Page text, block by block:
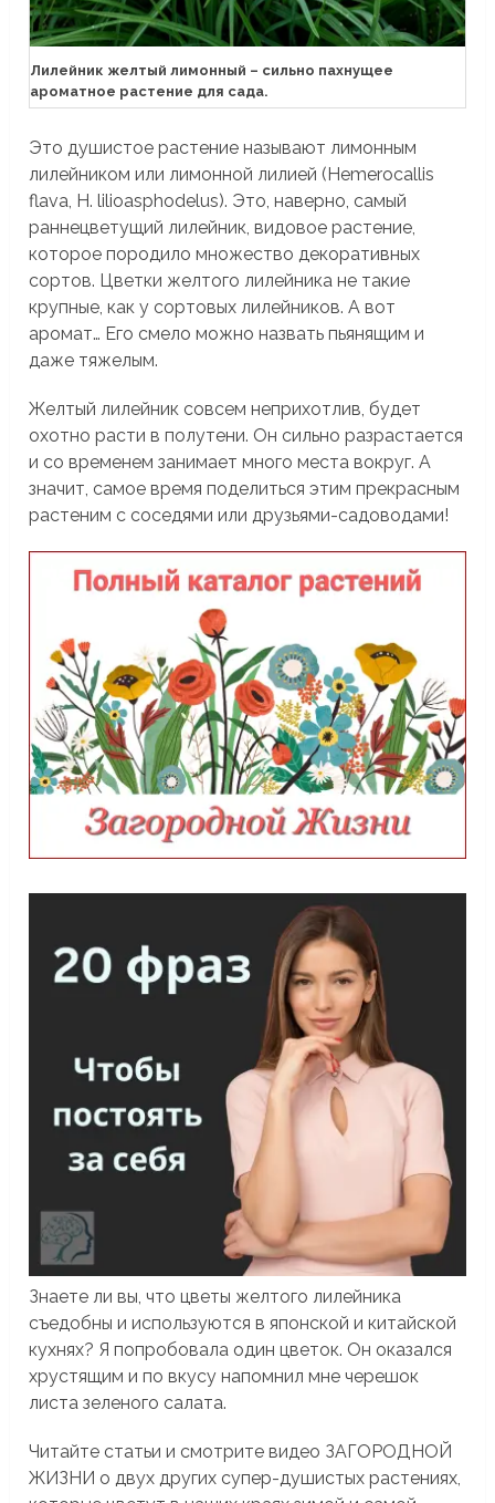
Лилейник желтый лимонный – сильно пахнущее
ароматное растение для сада.
Это душистое растение называют лимонным
лилейником или лимонной лилией (Hemerocallis
flava, H. lilioasphodelus). Это, наверно, самый
раннецветущий лилейник, видовое растение,
которое породило множество декоративных
сортов. Цветки желтого лилейника не такие
крупные, как у сортовых лилейников. А вот
аромат… Его смело можно назвать пьянящим и
даже тяжелым.
Желтый лилейник совсем неприхотлив, будет
охотно расти в полутени. Он сильно разрастается
и со временем занимает много места вокруг. А
значит, самое время поделиться этим прекрасным
растеним с соседями или друзьями-садоводами!
Знаете ли вы, что цветы желтого лилейника
съедобны и используются в японской и китайской
кухнях? Я попробовала один цветок. Он оказался
хрустящим и по вкусу напомнил мне черешок
листа зеленого салата.
Читайте статьи и смотрите видео ЗАГОРОДНОЙ
ЖИЗНИ о двух других супер-душистых растениях,